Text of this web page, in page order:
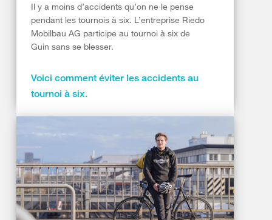
Il y a moins d’accidents qu’on ne le pense
pendant les tournois à six. L’entreprise Riedo
Mobilbau AG participe au tournoi à six de
Guin sans se blesser.
Voici comment éviter les accidents au
tournoi à six.